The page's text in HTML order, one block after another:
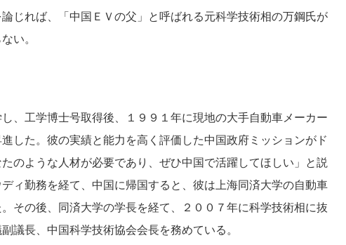
じれば、「中国ＥＶの父」と呼ばれる元科学技術相の万鋼氏が
い。
、工学博士号取得後、１９９１年に現地の大手自動車メーカー
した。彼の実績と能力を高く評価した中国政府ミッションがド
のような人材が必要であり、ぜひ中国で活躍してほしい」と説
ィ勤務を経て、中国に帰国すると、彼は上海同済大学の自動車
その後、同済大学の学長を経て、２００７年に科学技術相に抜
議長、中国科学技術協会会長を務めている。